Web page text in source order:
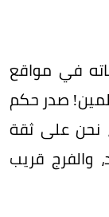
في مواقع
صدر حكم
نحن على ثقة
والفرج قريب